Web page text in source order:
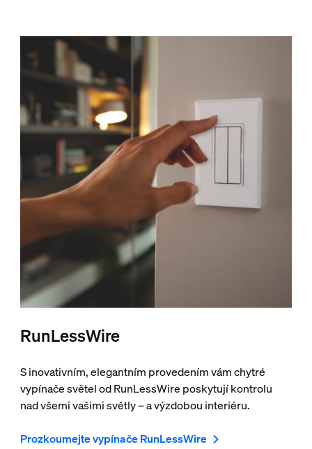
RunLessWire
S inovativním, elegantním provedením vám chytré
vypínače světel od RunLessWire poskytují kontrolu
nad všemi vašimi světly – a výzdobou interiéru.
Prozkoumejte vypínače RunLessWire